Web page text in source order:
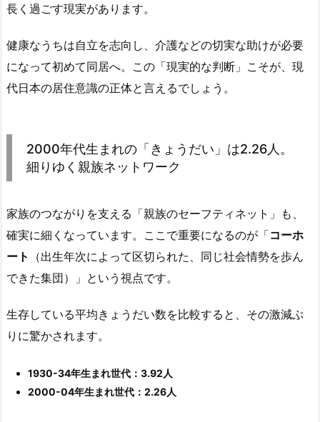
長く過ごす現実があります。
健康なうちは自立を志向し、介護などの切実な助けが必要
になって初めて同居へ。この「現実的な判断」こそが、現
代日本の居住意識の正体と言えるでしょう。
2000年代生まれの「きょうだい」は2.26人。
細りゆく親族ネットワーク
家族のつながりを支える「親族のセーフティネット」も、
確実に細くなっています。ここで重要になるのが「コーホ
ート
（出生年次によって区切られた、同じ社会情勢を歩ん
できた集団）」という視点です。
生存している平均きょうだい数を比較すると、その激減ぶ
りに驚かされます。
1930-34年生まれ世代：3.92人
2000-04年生まれ世代：2.26人